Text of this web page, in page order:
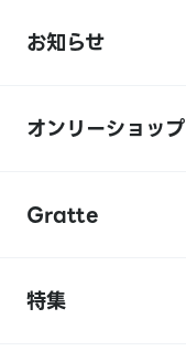
お知らせ
オンリーショップ
Gratte
特集